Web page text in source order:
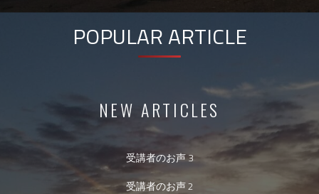
POPULAR ARTICLE
NEW ARTICLES
受講者のお声 3
受講者のお声 2